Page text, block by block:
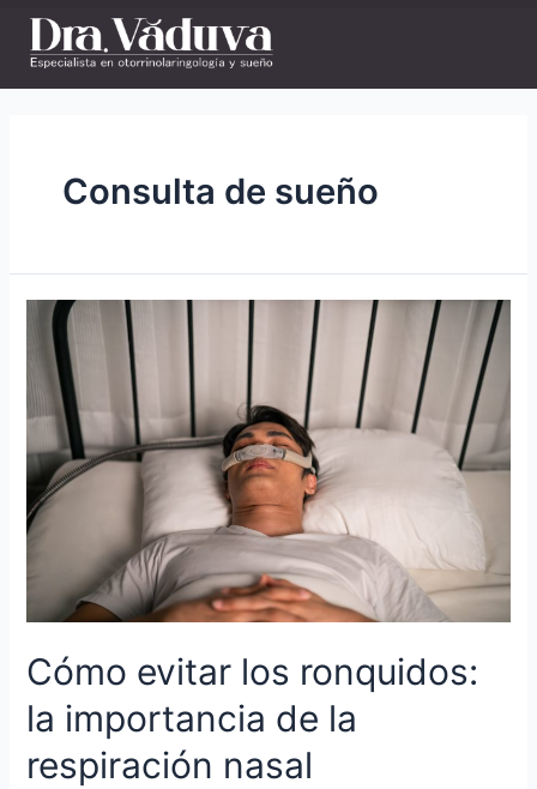
Consulta de sueño
Cómo evitar los ronquidos:
la importancia de la
respiración nasal